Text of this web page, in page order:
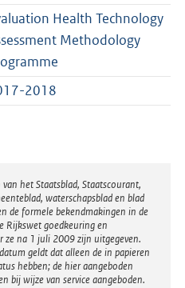
Health Technology
Methodology
2018
het Staatsblad, Staatscourant,
waterschapsblad en blad
de formele bekendmakingen in de
Rijkswet goedkeuring en
ze na 1 juli 2009 zijn uitgegeven.
geldt dat alleen de in papieren
hebben; de hier aangeboden
bij wijze van service aangeboden.